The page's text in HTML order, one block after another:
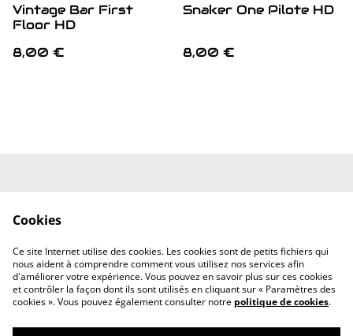
Vintage Bar First
Floor HD
8,00 €
Snaker One Pilote HD
8,00 €
confidentialité
cookies
Contactez-nous
Cookies
Ce site Internet utilise des cookies. Les cookies sont de petits fichiers qui
nous aident à comprendre comment vous utilisez nos services afin
d'améliorer votre expérience. Vous pouvez en savoir plus sur ces cookies
et contrôler la façon dont ils sont utilisés en cliquant sur « Paramètres des
cookies ». Vous pouvez également consulter notre politique de cookies.